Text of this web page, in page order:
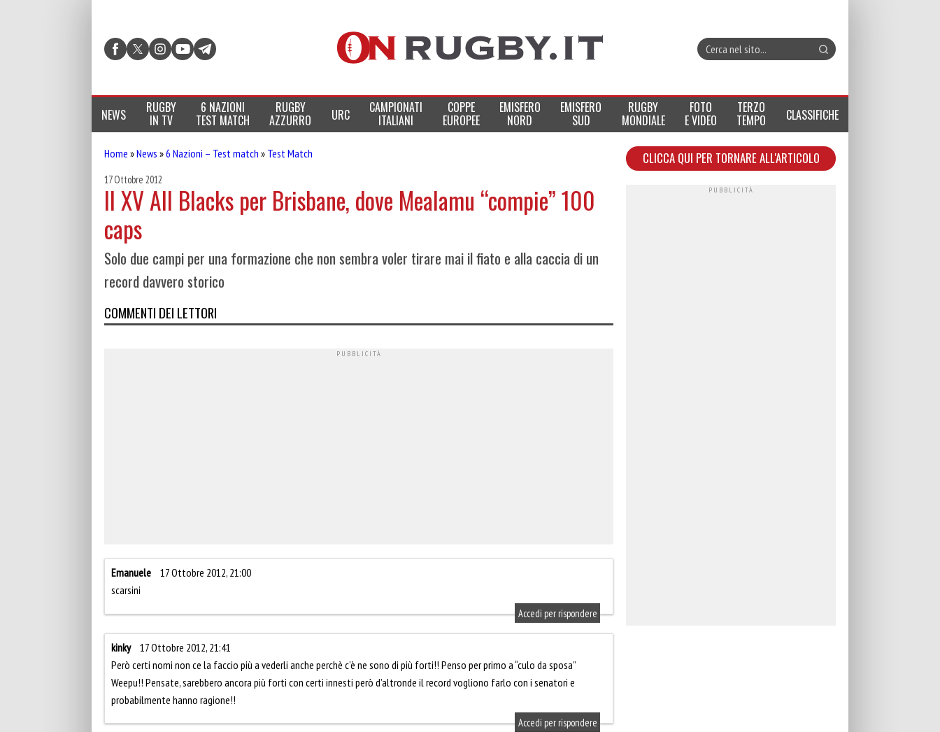
NEWS RUGBY
IN TV
6 NAZIONI
TEST MATCH
RUGBY
AZZURRO URC CAMPIONATI
ITALIANI
COPPE
EUROPEE
EMISFERO
NORD
EMISFERO
SUD
RUGBY
MONDIALE
FOTO
E VIDEO
TERZO
TEMPO CLASSIFICHE
Home »News »6 Nazioni – Test match » Test Match
17 Ottobre 2012
Il XV All Blacks per Brisbane, dove Mealamu “compie” 100
caps
Solo due campi per una formazione che non sembra voler tirare mai il fiato e alla caccia di un
record davvero storico
COMMENTI DEI LETTORI
Emanuele
17 Ottobre 2012, 21:00
scarsini
Accedi per rispondere
kinky
17 Ottobre 2012, 21:41
Però certi nomi non ce la faccio più a vederli anche perchè c’è ne sono di più forti!! Penso per primo a “culo da sposa”
Weepu!! Pensate, sarebbero ancora più forti con certi innesti però d’altronde il record vogliono farlo con i senatori e
probabilmente hanno ragione!!
Accedi per rispondere
CLICCA QUI PER TORNARE ALL'ARTICOLO